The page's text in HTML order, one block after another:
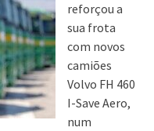
reforçou a
sua frota
com novos
camiões
Volvo FH 460
I-Save Aero,
num